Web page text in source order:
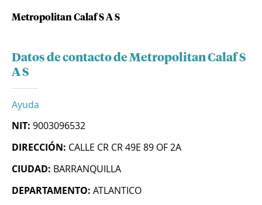
Metropolitan Calaf S A S
Datos de contacto de Metropolitan Calaf S
A S
Ayuda
NIT: 9003096532
DIRECCIÓN: CALLE CR CR 49E 89 OF 2A
CIUDAD: BARRANQUILLA
DEPARTAMENTO: ATLANTICO